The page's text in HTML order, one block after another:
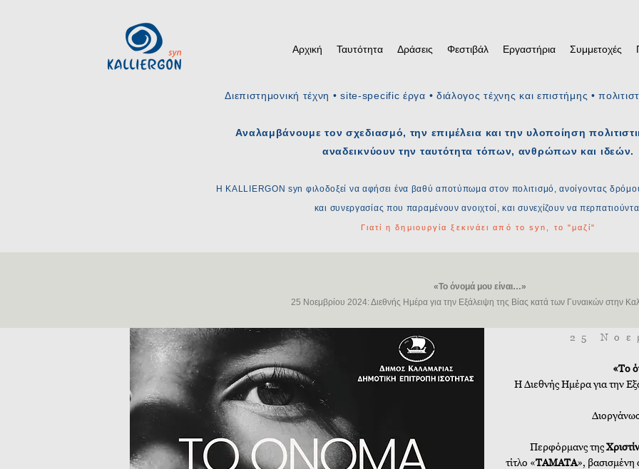
Αρχική Ταυτότητα Δράσεις Φεστιβάλ Εργαστήρια Συμμετοχές
Διεπιστημονική τέχνη • site-specific έργα • διάλογος τέχνης και επιστήμης •
Αναλαμβάνουμε τον σχεδιασμό, την επιμέλεια και την υλοποίηση
αναδεικνύουν την ταυτότητα τόπων, ανθρώπων και ιδεών.
Η KALLIERGON syn φιλοδοξεί να αφήσει ένα βαθύ αποτύπωμα στον πολιτισμό, ανοίγοντας
και συνεργασίας που παραμένουν ανοιχτοί, και συνεχίζουν να
Γιατί η δημιουργία ξεκινάει από το syn, το "μαζί"
«Το όνομά μου είναι…»
25 Νοεμβρίου 2024: Διεθνής Ημέρα για την Εξάλειψη της Βίας κατά των Γυναικών στην
25
«Το
Η Διεθνής Ημέρα για την
​Περφόρμανς της
τίτλο «ΤΑΜΑΤΑ», βασισμένη